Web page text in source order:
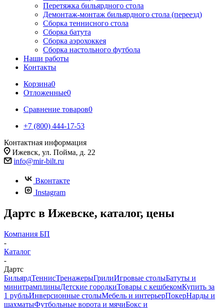
Перетяжка бильярдного стола
Демонтаж-монтаж бильярдного стола (переезд)
Сборка теннисного стола
Сборка батута
Сборка аэрохоккея
Сборка настольного футбола
Наши работы
Контакты
Корзина0
Отложенные0
Сравнение товаров0
+7 (800) 444-17-53
Контактная информация
Ижевск, ул. Пойма, д. 22
info@mir-bilt.ru
Вконтакте
Instagram
Дартс в Ижевске, каталог, цены
Компания БП
-
Каталог
-
Дартс
БильярдТеннисТренажерыГрилиИгровые столыБатуты и
минитрамплиныДетские городкиТовары с кешбекомКупить за
1 рубльИнверсионные столыМебель и интерьерПокерНарды и
шахматыФутбольные ворота и мячиБокс и